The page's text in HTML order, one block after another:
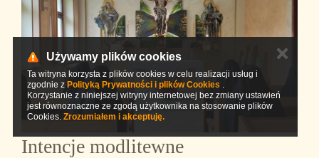
Intencje modlitewne
Używamy plików cookies
Ta witryna korzysta z plików cookies w celu realizacji usług i
zgodnie z Polityką Prywatności i plików Cookies .
Korzystanie z niniejszej witryny internetowej bez zmiany ustawień
jest równoznaczne ze zgodą użytkownika na stosowanie plików
Cookies. Zrozumiałem i akceptuję.
✕